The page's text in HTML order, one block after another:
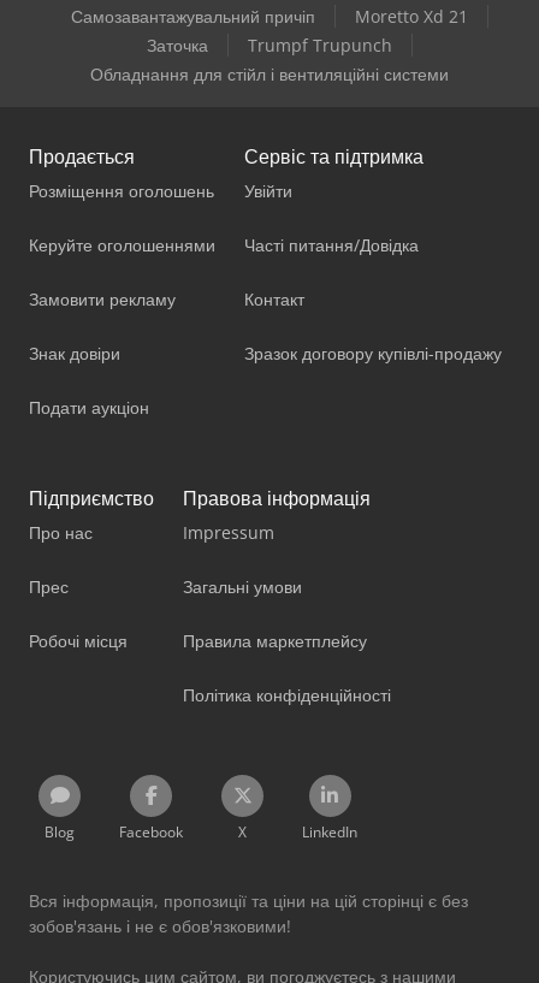
Самозавантажувальний причіп
Moretto Xd 21
Заточка
Trumpf Trupunch
Обладнання для стійл і вентиляційні системи
Продається
Розміщення оголошень
Керуйте оголошеннями
Замовити рекламу
Знак довіри
Подати аукціон
Сервіс та підтримка
Увійти
Часті питання/Довідка
Контакт
Зразок договору купівлі-продажу
Підприємство
Про нас
Прес
Робочі місця
Правова інформація
Impressum
Загальні умови
Правила маркетплейсу
Політика конфіденційності
Blog Facebook X LinkedIn
Вся інформація, пропозиції та ціни на цій сторінці є без
зобов'язань і не є обов'язковими!
Користуючись цим сайтом, ви погоджуєтесь з нашими